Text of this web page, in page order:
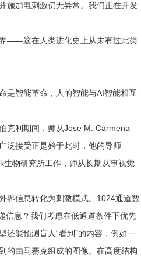
施加电刺激仍无异常。我们正在开发
——这在人类进化史上从未有过此类
是智能革命，人的智能与AI智能相互
克利期间，师从Jose M. Carmena
泛接受正是始于此时，他的导师
生物研究所工作，师从长期从事视觉
界信息转化为刺激模式。1024通道数
信息？我们考虑在低通道条件下优先
还能预测盲人“看到”的内容，例如一
的由马赛克组成的图像。在高度结构